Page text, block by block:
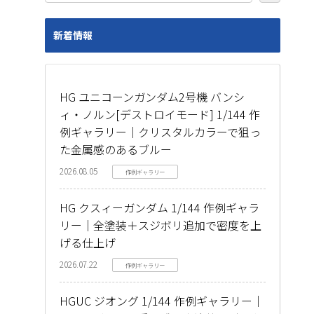
新着情報
HG ユニコーンガンダム2号機 バンシ
ィ・ノルン[デストロイモード] 1/144 作
例ギャラリー｜クリスタルカラーで狙っ
た金属感のあるブルー
2026.08.05 作例ギャラリー
HG クスィーガンダム 1/144 作例ギャラ
リー｜全塗装＋スジボリ追加で密度を上
げる仕上げ
2026.07.22 作例ギャラリー
HGUC ジオング 1/144 作例ギャラリー｜